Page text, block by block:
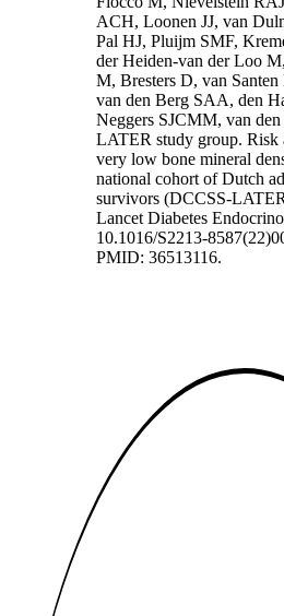
ACH, Loonen JJ, van
Pal HJ, Pluijm SMF,
der Heiden-van der Loo
M, Bresters D, van
van den Berg SAA, den
Neggers SJCMM, van
LATER study group. Risk
very low bone mineral
national cohort of Dutch
survivors (DCCSS-
Lancet Diabetes
10.1016/S2213-
PMID: 36513116.